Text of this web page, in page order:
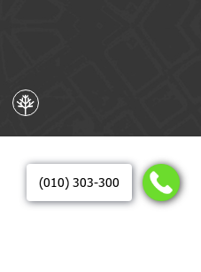
(010) 303-300